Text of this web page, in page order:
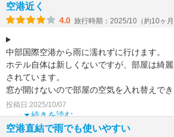
空港近く
4.0 旅行時期：2025/10（約10ヶ月
中部国際空港から雨に濡れずに行けます。
ホテル自体は新しくないですが、部屋は綺
されています。
窓が開けないので部屋の空気を入れ替えで
でした。
ロビーにはコーヒーやティーパックが置
続きを読む
投稿日:2025/10/07
空港直結で雨でも使いやすい